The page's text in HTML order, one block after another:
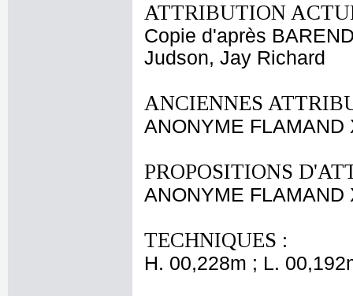
ATTRIBUTION
Copie d'après
Judson, Jay Richard
ANCIENNES
ANONYME FLAMAND
PROPOSITIONS
ANONYME FLAMAND
TECHNIQUES :
H. 00,228m ; L.